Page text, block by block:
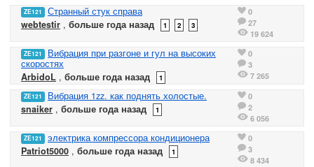
ZE121
Странный стук справа
webtestir , больше года назад 1 2 3
0
27
19 624
ZE121
Вибрация при разгоне и гул на высоких
скоростях
ArbidoL , больше года назад 1
0
3
7 265
ZE121
Вибрация 1zz. как поднять холостые.
snaiker , больше года назад 1
0
2
6 056
ZE121
электрика компрессора кондиционера
Patriot5000 , больше года назад 1
0
3
8 434